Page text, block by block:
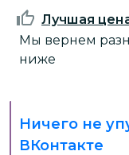
Лучшая
Мы вернем
ниже
Ничего не
ВКонтакте